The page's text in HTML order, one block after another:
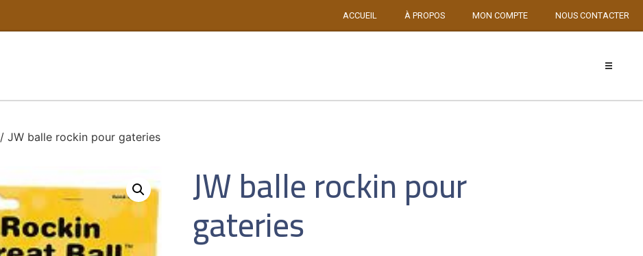
ACCUEIL À PROPOS MON COMPTE NOUS CONTACTER
/ JW balle rockin pour gateries
JW balle rockin pour
gateries